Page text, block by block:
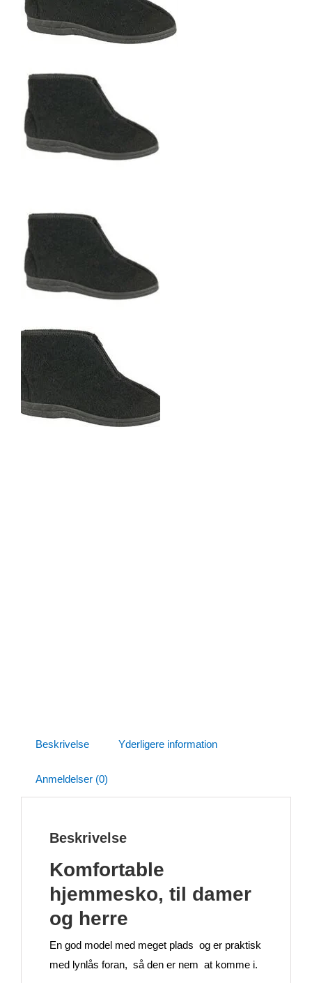
Beskrivelse Yderligere information
Anmeldelser (0)
Beskrivelse
Komfortable
hjemmesko, til damer
og herre
En god model med meget plads og er praktisk
med lynlås foran, så den er nem at komme i.